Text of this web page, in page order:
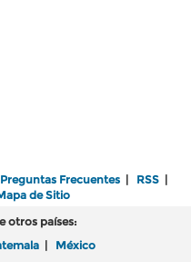
Preguntas Frecuentes | RSS |
de Sitio
otros países:
| México